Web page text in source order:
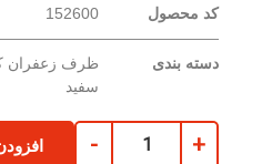
کد محصول 152600
دسته بندی
ظرف زعفران
سفید
+
-